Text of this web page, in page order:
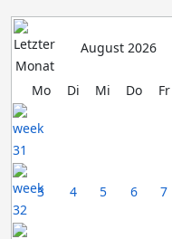
August 2026
Mo Di Mi Do Fr
3 4 5 6 7